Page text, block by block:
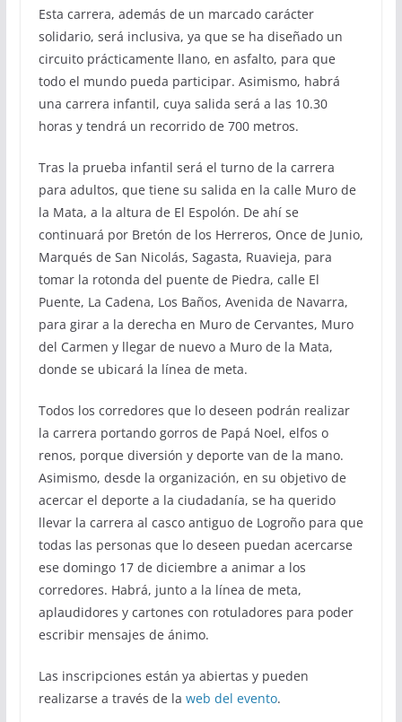
Esta carrera, además de un marcado carácter
solidario, será inclusiva, ya que se ha diseñado un
circuito prácticamente llano, en asfalto, para que
todo el mundo pueda participar. Asimismo, habrá
una carrera infantil, cuya salida será a las 10.30
horas y tendrá un recorrido de 700 metros.
Tras la prueba infantil será el turno de la carrera
para adultos, que tiene su salida en la calle Muro de
la Mata, a la altura de El Espolón. De ahí se
continuará por Bretón de los Herreros, Once de Junio,
Marqués de San Nicolás, Sagasta, Ruavieja, para
tomar la rotonda del puente de Piedra, calle El
Puente, La Cadena, Los Baños, Avenida de Navarra,
para girar a la derecha en Muro de Cervantes, Muro
del Carmen y llegar de nuevo a Muro de la Mata,
donde se ubicará la línea de meta.
Todos los corredores que lo deseen podrán realizar
la carrera portando gorros de Papá Noel, elfos o
renos, porque diversión y deporte van de la mano.
Asimismo, desde la organización, en su objetivo de
acercar el deporte a la ciudadanía, se ha querido
llevar la carrera al casco antiguo de Logroño para que
todas las personas que lo deseen puedan acercarse
ese domingo 17 de diciembre a animar a los
corredores. Habrá, junto a la línea de meta,
aplaudidores y cartones con rotuladores para poder
escribir mensajes de ánimo.
Las inscripciones están ya abiertas y pueden
realizarse a través de la web del evento.